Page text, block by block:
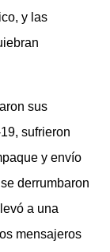
y las
sus
sufrieron
y envío
derrumbaron
a una
mensajeros